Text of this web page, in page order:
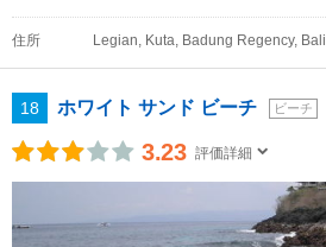
住所 Legian, Kuta, Badung Regency, Bali
18 ホワイト サンド ビーチ ビーチ
3.23 評価詳細